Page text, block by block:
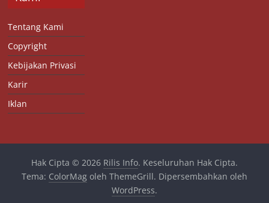
Tentang Kami
Copyright
Kebijakan Privasi
Karir
Iklan
Hak Cipta © 2026 Rilis Info. Keseluruhan Hak Cipta.
Tema: ColorMagoleh ThemeGrill. Dipersembahkan oleh
WordPress.